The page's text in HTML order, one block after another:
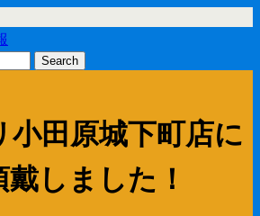
田原城下町店に
しました！